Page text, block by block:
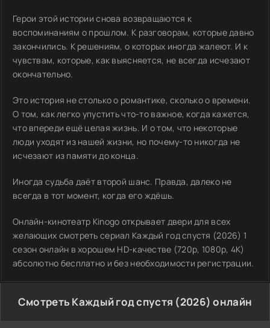
Герои этой истории снова возвращаются к
воспоминаниям о прошлом. К разговорам, которые давно
закончились. К решениям, о которых иногда жалеют. И к
чувствам, которые, как выясняется, не всегда исчезают
окончательно.
Это история не столько о романтике, сколько о времени.
О том, как легко упустить что-то важное, когда кажется,
что впереди ещё целая жизнь. И о том, что некоторые
люди уходят из нашей жизни, но почему-то никогда не
исчезают из памяти до конца.
Иногда судьба даёт второй шанс. Правда, далеко не
всегда в тот момент, когда его ждёшь.
Онлайн-кинотеатр Kinogo открывает двери для всех
желающих смотреть сериал Каждый год спустя (2026) 1
сезон онлайн в хорошем HD-качестве (720p, 1080p, 4K)
абсолютно бесплатно и без необходимости регистрации.
Смотреть Каждый год спустя (2026) онлайн